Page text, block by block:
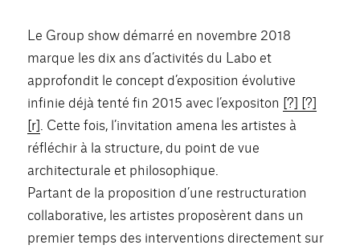
Le Group show démarré en novembre 2018
marque les dix ans d’activités du Labo et
approfondit le concept d’exposition évolutive
infinie déjà tenté fin 2015 avec l’expositon [?] [?]
[r] . Cette fois, l’invitation amena les artistes à
réfléchir à la structure, du point de vue
architecturale et philosophique.
Partant de la proposition d’une restructuration
collaborative, les artistes proposèrent dans un
premier temps des interventions directement sur